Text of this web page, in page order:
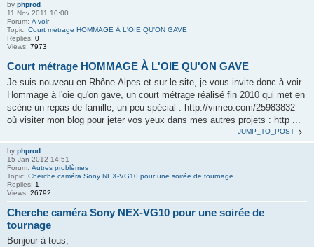
by phprod
11 Nov 2011 10:00
Forum: A voir
Topic: Court métrage HOMMAGE À L'OIE QU'ON GAVE
Replies: 0
Views: 7973
Court métrage HOMMAGE À L'OIE QU'ON GAVE
Je suis nouveau en Rhône-Alpes et sur le site, je vous invite donc à voir
Hommage à l'oie qu'on gave, un court métrage réalisé fin 2010 qui met en
scène un repas de famille, un peu spécial : http://vimeo.com/25983832
où visiter mon blog pour jeter vos yeux dans mes autres projets : http ...
JUMP_TO_POST
by phprod
15 Jan 2012 14:51
Forum: Autres problèmes
Topic: Cherche caméra Sony NEX-VG10 pour une soirée de tournage
Replies: 1
Views: 26792
Cherche caméra Sony NEX-VG10 pour une soirée de
tournage
Bonjour à tous,